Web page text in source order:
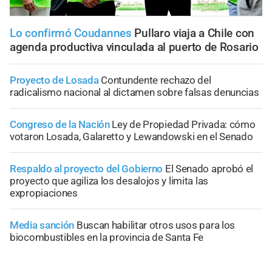
Lo confirmó Coudannes Pullaro viaja a Chile con
agenda productiva vinculada al puerto de Rosario
Proyecto de Losada Contundente rechazo del
radicalismo nacional al dictamen sobre falsas denuncias
Congreso de la Nación Ley de Propiedad Privada: cómo
votaron Losada, Galaretto y Lewandowski en el Senado
Respaldo al proyecto del Gobierno El Senado aprobó el
proyecto que agiliza los desalojos y limita las
expropiaciones
Media sanción Buscan habilitar otros usos para los
biocombustibles en la provincia de Santa Fe